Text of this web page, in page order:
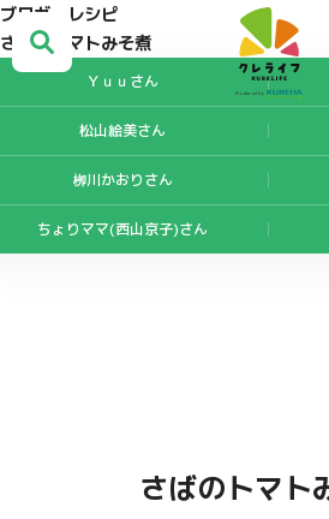
ブロガーレシピ
さばのトマトみそ煮
Ｙｕｕさん
松山絵美さん
栁川かおりさん
ちょりママ(西山京子)さん
さばのトマト